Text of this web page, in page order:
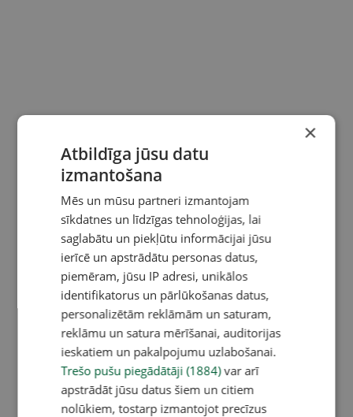
×
Atbildīga jūsu datu
izmantošana
Mēs un mūsu partneri izmantojam
sīkdatnes un līdzīgas tehnoloģijas, lai
saglabātu un piekļūtu informācijai jūsu
ierīcē un apstrādātu personas datus,
piemēram, jūsu IP adresi, unikālos
identifikatorus un pārlūkošanas datus,
personalizētām reklāmām un saturam,
reklāmu un satura mērīšanai, auditorijas
ieskatiem un pakalpojumu uzlabošanai.
Trešo pušu piegādātāji (1884)var arī
apstrādāt jūsu datus šiem un citiem
nolūkiem, tostarp izmantojot precīzus